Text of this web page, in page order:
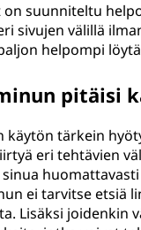
on suunniteltu
sivujen välillä
helpompi
pitäisi
käytön tärkein
eri tehtävien
ei tarvitse etsiä
Lisäksi joidenkin